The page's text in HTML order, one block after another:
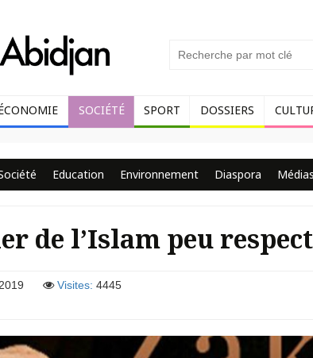
SOCIÉTÉ SPORT DOSSIERS
Education Environnement Diaspora Médias
de l’Islam peu
Visites: 4445